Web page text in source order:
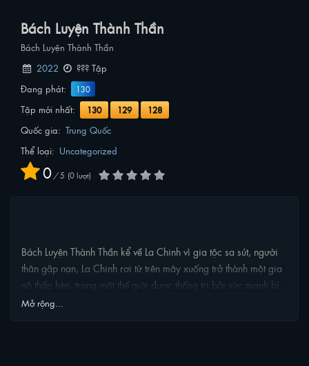
Bách Luyện Thành Thần
Bách Luyện Thành Thần
2022
??? Tập
Đang phát:
130
Tập mới nhất: 130 129 128
Quốc gia: Trung Quốc
Thể loại: Uncategorized
0 / 5 0lượt
Bách Luyện Thành Thần kể về La Chinh vì gia tộc sa sút, người
thân gặp nạn, La Chinh rơi từ trên mây xuống trở thành một gia
nô thấp hèn, trong một thế giới được thống trị bởi sức mạnh bí
ẩn, các gia tộc không ngừng đấu tranh, La Chinh không muốn
Mở rộng...